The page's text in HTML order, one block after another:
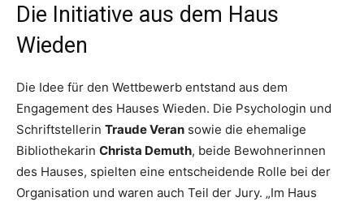
Die Initiative aus dem Haus
Wieden
Die Idee für den Wettbewerb entstand aus dem
Engagement des Hauses Wieden. Die Psychologin und
Schriftstellerin Traude Veran sowie die ehemalige
Bibliothekarin Christa Demuth, beide Bewohnerinnen
des Hauses, spielten eine entscheidende Rolle bei der
Organisation und waren auch Teil der Jury. „Im Haus